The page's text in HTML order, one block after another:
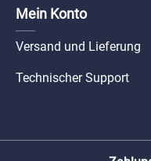
Mein Konto
Versand und Lieferung
Technischer Support